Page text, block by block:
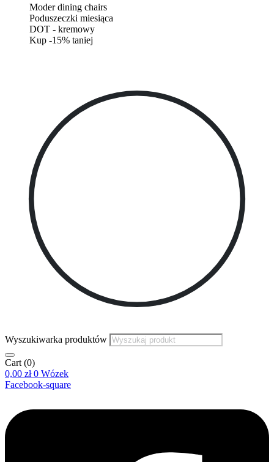
Moder dining chairs
Poduszeczki miesiąca
DOT - kremowy
Kup -15% taniej
Wyszukiwarka produktów
Cart (0)
0,00 zł 0 Wózek
Facebook-square